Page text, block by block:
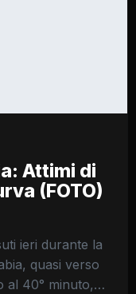
Attimi di
(FOTO)
ieri durante la
quasi verso
al 40° minuto,…